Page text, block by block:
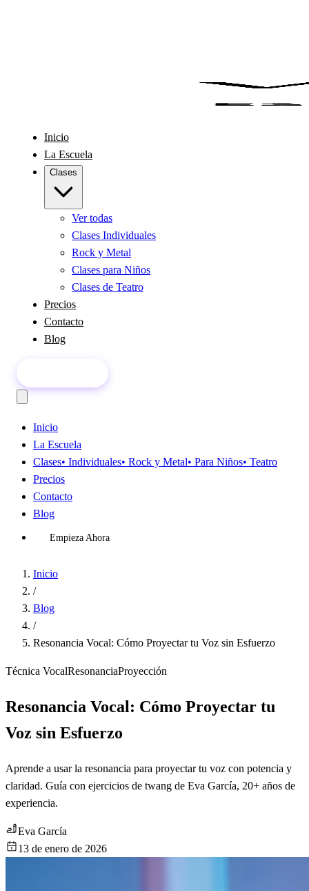
Inicio
La Escuela
Clases
Ver todas
Clases Individuales
Rock y Metal
Clases para Niños
Clases de Teatro
Precios
Contacto
Blog
Inicio
La Escuela
Clases• Individuales• Rock y Metal• Para Niños• Teatro
Precios
Contacto
Blog
Empieza Ahora
Inicio
/
Blog
/
Resonancia Vocal: Cómo Proyectar tu Voz sin Esfuerzo
Técnica VocalResonanciaProyección
Resonancia Vocal: Cómo Proyectar tu
Voz sin Esfuerzo
Aprende a usar la resonancia para proyectar tu voz con potencia y
claridad. Guía con ejercicios de twang de Eva García, 20+ años de
experiencia.
Eva García
13 de enero de 2026